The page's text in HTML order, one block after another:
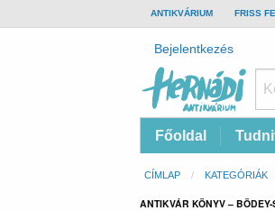
TOP
BAR
ANTIKVÁRIUM FRISS
Felhasználói
fiók
menüje
Bejelentkezés
Antikvárium
Online
Fő
navigáció
Főoldal
Morzsa
CÍMLAP KATEGÓRIÁK
ANTIKVÁR KÖNYV –